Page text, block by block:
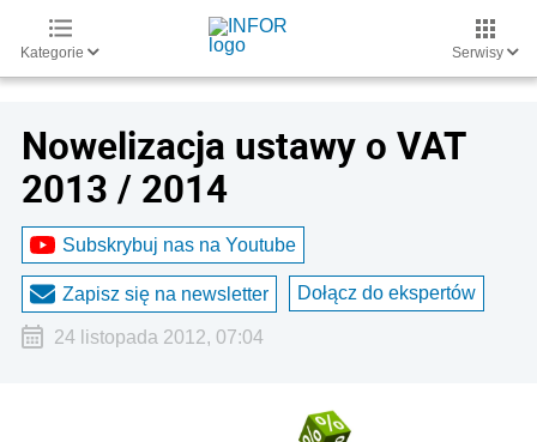
Kategorie Serwisy
Nowelizacja ustawy o VAT
2013 / 2014
Subskrybuj nas na Youtube
Zapisz się na newsletter Dołącz do ekspertów
24 listopada 2012, 07:04